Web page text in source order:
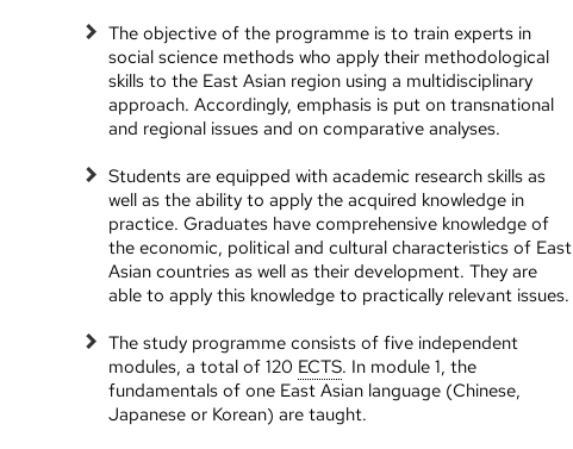
The objective of the programme is to train experts in
social science methods who apply their methodological
skills to the East Asian region using a multidisciplinary
approach. Accordingly, emphasis is put on transnational
and regional issues and on comparative analyses.
Students are equipped with academic research skills as
well as the ability to apply the acquired knowledge in
practice. Graduates have comprehensive knowledge of
the economic, political and cultural characteristics of East
Asian countries as well as their development. They are
able to apply this knowledge to practically relevant issues.
The study programme consists of five independent
modules, a total of 120 ECTS. In module 1, the
fundamentals of one East Asian language (Chinese,
Japanese or Korean) are taught.